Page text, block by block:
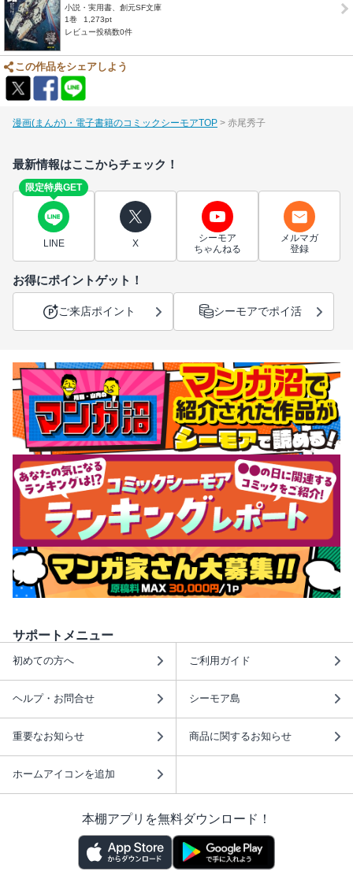
小説・実用書、創元SF文庫
1巻
1,273pt
レビュー投稿数0件
この作品をシェアしよう
漫画(まんが)・電子書籍のコミックシーモアTOP 赤尾秀子
最新情報はここからチェック！
限定特典GET
LINE X
シーモア
ちゃんねる
メルマガ
登録
お得にポイントゲット！
ご来店ポイント シーモアでポイ活
サポートメニュー
初めての方へ ご利用ガイド
ヘルプ・お問合せ シーモア島
重要なお知らせ 商品に関するお知らせ
ホームアイコンを追加
本棚アプリを無料ダウンロード！